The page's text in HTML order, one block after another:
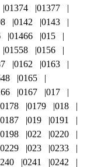
01374
01377
0142
0143
01466
015
01558
0156
0162
0163
0165
0167
017
0178 0179
018
0187 019
0191
0198 022
0220
0229 023
0233
0241 0242